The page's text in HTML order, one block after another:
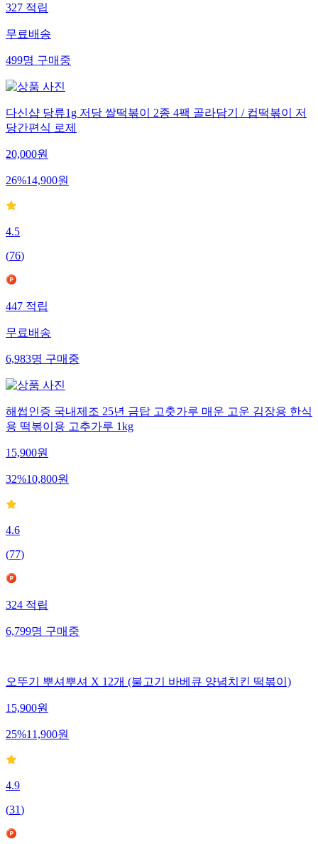
327 적립
무료배송
499명 구매중
다신샵 당류1g 저당 쌀떡볶이 2종 4팩 골라담기 / 컵떡볶이 저
당간편식 로제
20,000원
26%14,900원
4.5
(76)
447 적립
무료배송
6,983명 구매중
해썹인증 국내제조 25년 금탑 고춧가루 매운 고운 김장용 한식
용 떡볶이용 고추가루 1kg
15,900원
32%10,800원
4.6
(77)
324 적립
6,799명 구매중
오뚜기 뿌셔뿌셔 X 12개 (불고기 바베큐 양념치킨 떡볶이)
15,900원
25%11,900원
4.9
(31)